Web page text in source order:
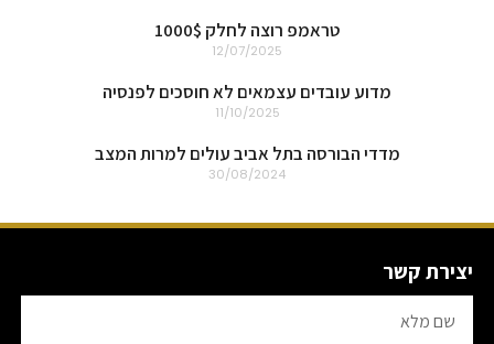
טראמפ רוצה לחלק 1000$
12/07/2025
מדוע עובדים עצמאים לא חוסכים לפנסיה
11/10/2025
מדדי הבורסה בתל אביב עולים למרות המצב
30/08/2024
יצירת קשר